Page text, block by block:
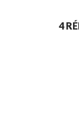
4